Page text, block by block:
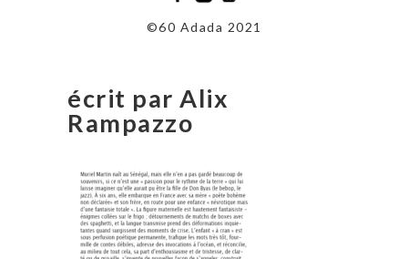
©60 Adada 2021
écrit par Alix
Rampazzo